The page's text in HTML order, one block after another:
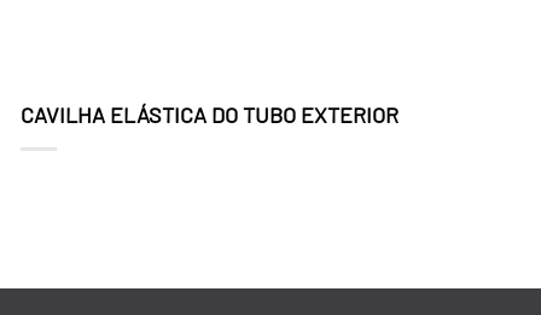
CAVILHA ELÁSTICA DO TUBO EXTERIOR